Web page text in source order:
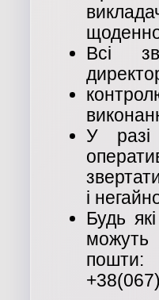
Всі
У разі
і
Будь
можуть